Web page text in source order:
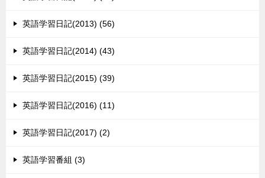
英語学習日記(2013) (56)
英語学習日記(2014) (43)
英語学習日記(2015) (39)
英語学習日記(2016) (11)
英語学習日記(2017) (2)
英語学習番組 (3)